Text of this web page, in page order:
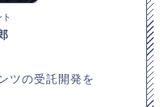
ツの受託開発を